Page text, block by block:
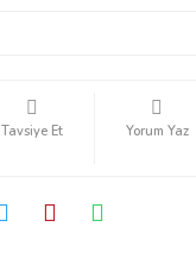
Tavsiye Et Yorum Yaz